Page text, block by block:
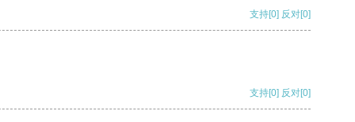
支持[0] 反对[0]
支持[0] 反对[0]